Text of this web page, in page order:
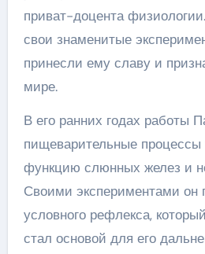
приват-доцента
свои знаменитые
принесли ему славу и
мире.
В его ранних годах работы
пищеварительные процессы
функцию слюнных желез и
Своими экспериментами он
условного рефлекса,
стал основой для его